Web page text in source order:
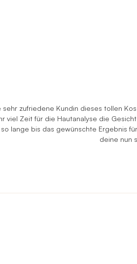
sehr zufriedene Kundin dieses tollen
viel Zeit für die Hautanalyse die
lange bis das gewünschte Ergebnis
deine nun